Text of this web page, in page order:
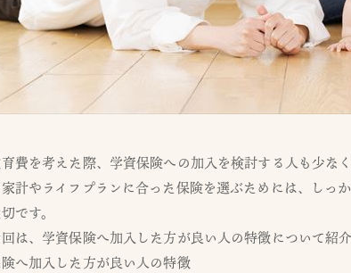
費を考えた際、学資保険への加入を検討する人も少なく
計やライフプランに合った保険を選ぶためには、しっ
です。
は、学資保険へ加入した方が良い人の特徴について紹介
へ加入した方が良い人の特徴